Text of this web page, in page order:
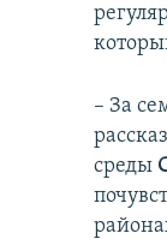
– За
среды